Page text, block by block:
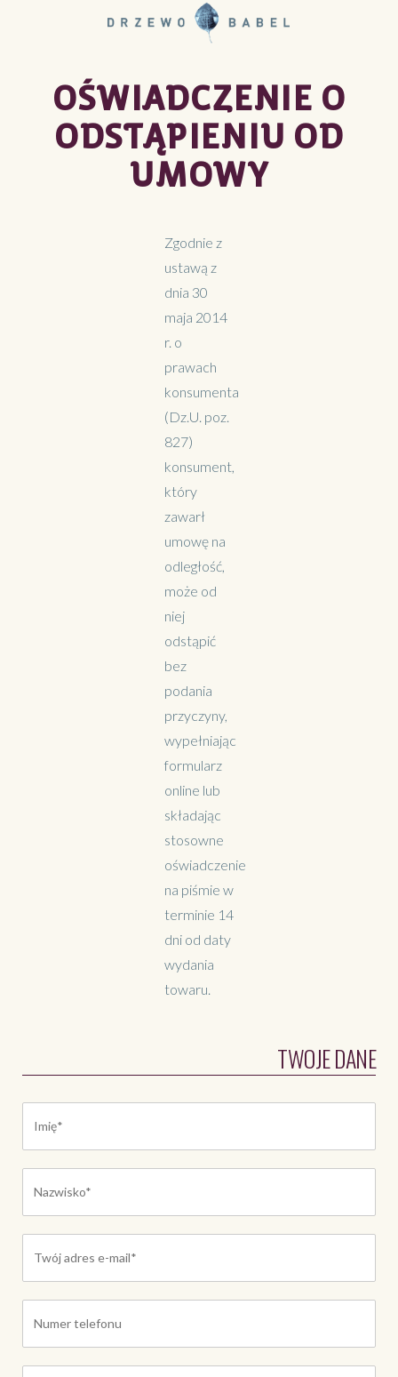
OŚWIADCZENIE O
ODSTĄPIENIU OD
UMOWY
Zgodnie z
ustawą z
dnia 30
maja 2014
r. o
prawach
konsumenta
(Dz.U. poz.
827)
konsument,
który
zawarł
umowę na
odległość,
może od
niej
odstąpić
bez
podania
przyczyny,
wypełniając
formularz
online lub
składając
stosowne
oświadczenie
na piśmie w
terminie 14
dni od daty
wydania
towaru.
TWOJE DANE